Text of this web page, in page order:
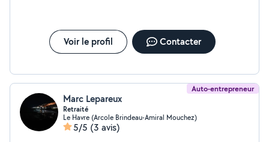
Voir le profil Contacter
Auto-entrepreneur
Marc Lepareux
Retraité
Le Havre (Arcole Brindeau-Amiral Mouchez)
5/5 (3 avis)